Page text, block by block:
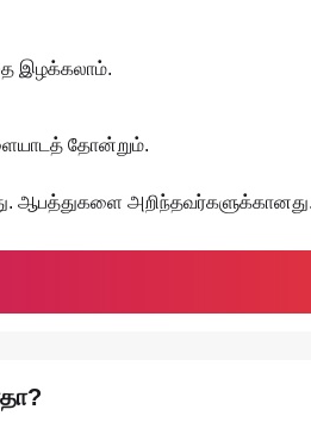
இழக்கலாம்.
தோன்றும்.
ஆபத்துகளை